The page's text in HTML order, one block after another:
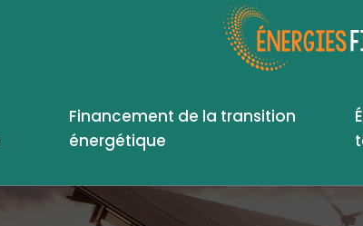
Financement de la transition
énergétique